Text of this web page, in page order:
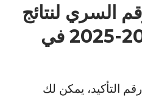
السري لنتائج
قرعة أمريكا 2024-2025 في
التأكيد، يمكن لك